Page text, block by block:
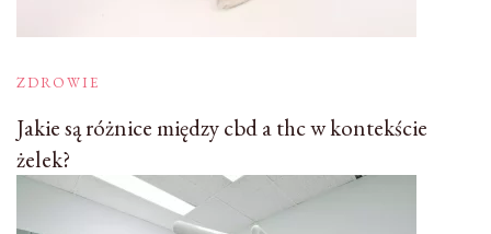
ZDROWIE
Jakie są różnice między cbd a thc w kontekście
żelek?